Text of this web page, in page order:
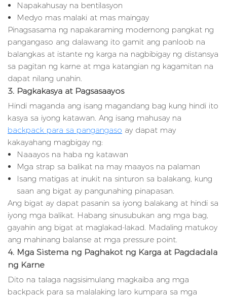
Napakahusay na bentilasyon
Medyo mas malaki at mas maingay
Pinagsasama ng napakaraming modernong pangkat ng
pangangaso ang dalawang ito gamit ang panloob na
balangkas at istante ng karga na nagbibigay ng distansya
sa pagitan ng karne at mga katangian ng kagamitan na
dapat nilang unahin.
3. Pagkakasya at Pagsasaayos
Hindi maganda ang isang magandang bag kung hindi ito
kasya sa iyong katawan. Ang isang mahusay na
backpack para sa pangangaso ay dapat may
kakayahang magbigay ng:
Naaayos na haba ng katawan
Mga strap sa balikat na may maayos na palaman
Isang matigas at inukit na sinturon sa balakang, kung
saan ang bigat ay pangunahing pinapasan.
Ang bigat ay dapat pasanin sa iyong balakang at hindi sa
iyong mga balikat. Habang sinusubukan ang mga bag,
gayahin ang bigat at maglakad-lakad. Madaling matukoy
ang mahinang balanse at mga pressure point.
4. Mga Sistema ng Paghakot ng Karga at Pagdadala
ng Karne
Dito na talaga nagsisimulang magkaiba ang mga
backpack para sa malalaking laro kumpara sa mga